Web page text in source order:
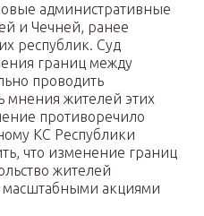
административные
и Чечней, ранее
республик. Суд
границ между
проводить
мнения жителей этих
противоречило
КС Республики
что изменение границ
жителей
масштабными акциями